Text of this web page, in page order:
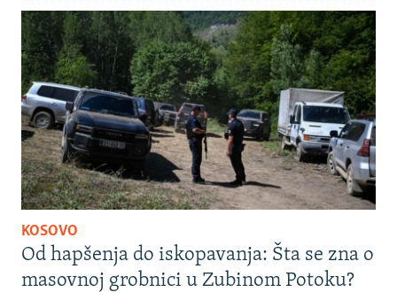
KOSOVO
Od hapšenja do iskopavanja: Šta se zna o
masovnoj grobnici u Zubinom Potoku?